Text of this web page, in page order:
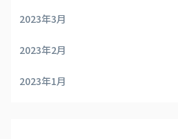
2023年3月
2023年2月
2023年1月